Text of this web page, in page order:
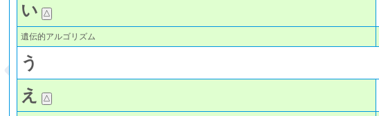
い
遺伝的アルゴリズム
う
え